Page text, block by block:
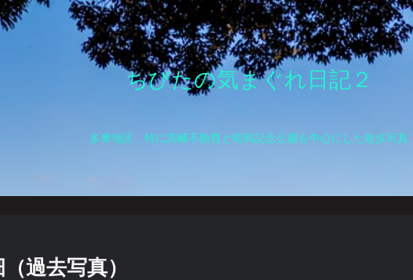
ちびたの気まぐれ日記２
多摩地区、特に高幡不動尊と昭和記念公園を中心にした散歩写真
過去写真）